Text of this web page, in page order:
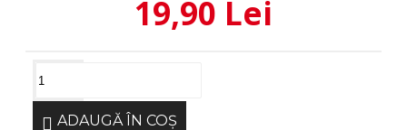
19,90 Lei
ADAUGĂ ÎN COŞ